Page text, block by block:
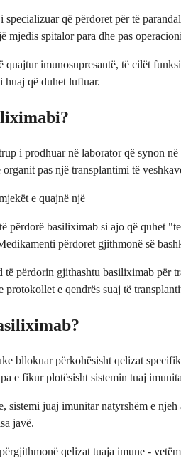
që përdoret për të
mjedis spitalor para dhe pas
imunosupresantë, të cilët
huaj që duhet luftuar.
i prodhuar në laborator që synon
pas një transplantimi të
e quajnë një
përdorë basiliximab si ajo që quhet
përdoret gjithmonë së
të përdorin gjithashtu basiliximab për
protokollet e qendrës suaj të
bllokuar përkohësisht qelizat
e fikur plotësisht sistemin tuaj
sistemi juaj imunitar natyrshëm e
javë.
qelizat tuaja imune -